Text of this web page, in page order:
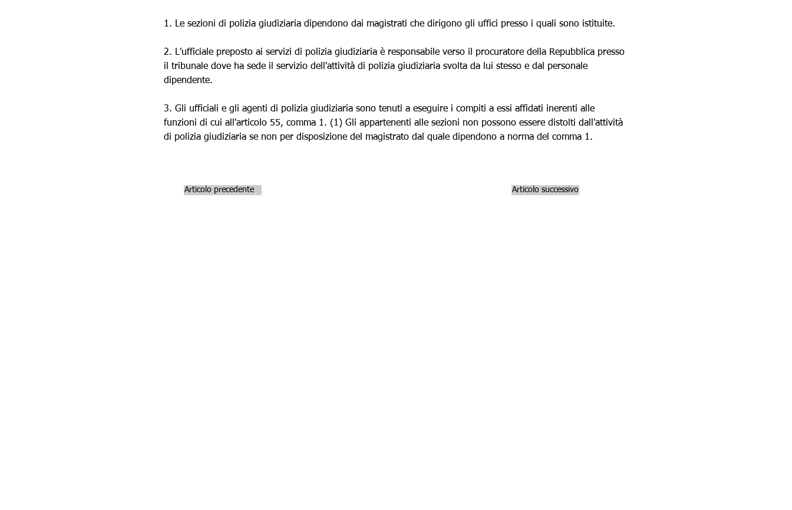
1. Le sezioni di polizia giudiziaria dipendono dai magistrati che dirigono gli uffici presso i quali sono istituite.
2. L'ufficiale preposto ai servizi di polizia giudiziaria è responsabile verso il procuratore della Repubblica presso
il tribunale dove ha sede il servizio dell'attività di polizia giudiziaria svolta da lui stesso e dal personale
dipendente.
3. Gli ufficiali e gli agenti di polizia giudiziaria sono tenuti a eseguire i compiti a essi affidati inerenti alle
funzioni di cui all'articolo 55, comma 1. (1) Gli appartenenti alle sezioni non possono essere distolti dall'attività
di polizia giudiziaria se non per disposizione del magistrato dal quale dipendono a norma del comma 1.
Articolo precedente Articolo successivo